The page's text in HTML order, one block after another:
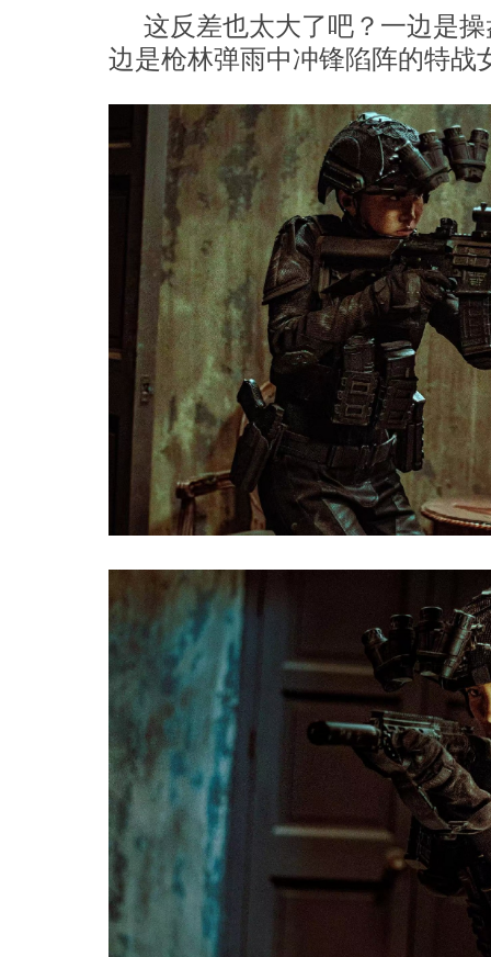
这反差也太大了吧？一边是
边是枪林弹雨中冲锋陷阵的特战